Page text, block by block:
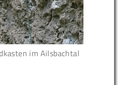
im Ailsbachtal